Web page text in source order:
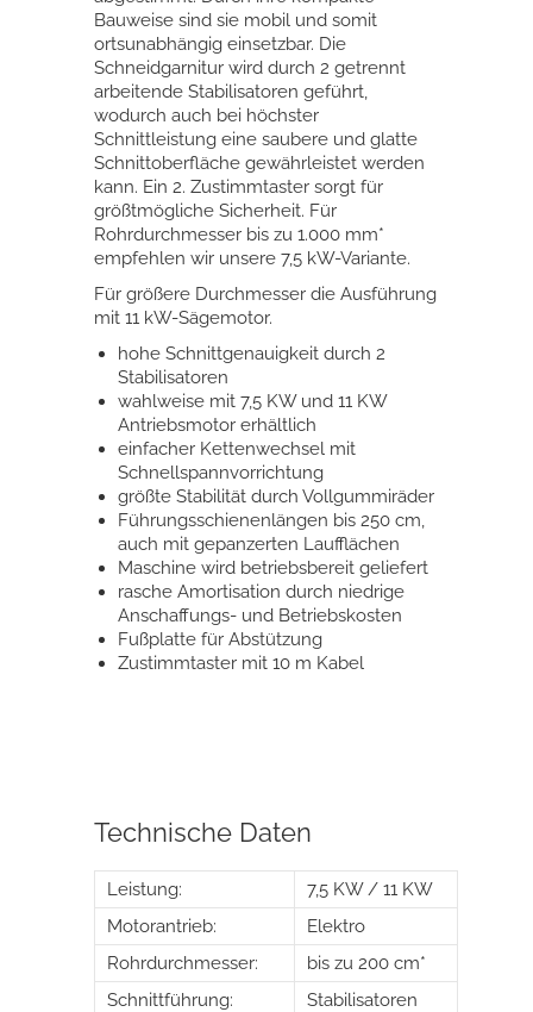
Bauweise sind sie mobil und somit
ortsunabhängig einsetzbar. Die
Schneidgarnitur wird durch 2 getrennt
arbeitende Stabilisatoren geführt,
wodurch auch bei höchster
Schnittleistung eine saubere und glatte
Schnittoberfläche gewährleistet werden
kann. Ein 2. Zustimmtaster sorgt für
größtmögliche Sicherheit. Für
Rohrdurchmesser bis zu 1.000 mm*
empfehlen wir unsere 7,5 kW-Variante.
Für größere Durchmesser die Ausführung
mit 11 kW-Sägemotor.
hohe Schnittgenauigkeit durch 2
Stabilisatoren
wahlweise mit 7,5 KW und 11 KW
Antriebsmotor erhältlich
einfacher Kettenwechsel mit
Schnellspannvorrichtung
größte Stabilität durch Vollgummiräder
Führungsschienenlängen bis 250 cm,
auch mit gepanzerten Laufflächen
Maschine wird betriebsbereit geliefert
rasche Amortisation durch niedrige
Anschaffungs- und Betriebskosten
Fußplatte für Abstützung
Zustimmtaster mit 10 m Kabel
Technische Daten
Leistung:
7,5 KW / 11 KW
Motorantrieb:
Elektro
Rohrdurchmesser:
bis zu 200 cm*
Schnittführung:
Stabilisatoren